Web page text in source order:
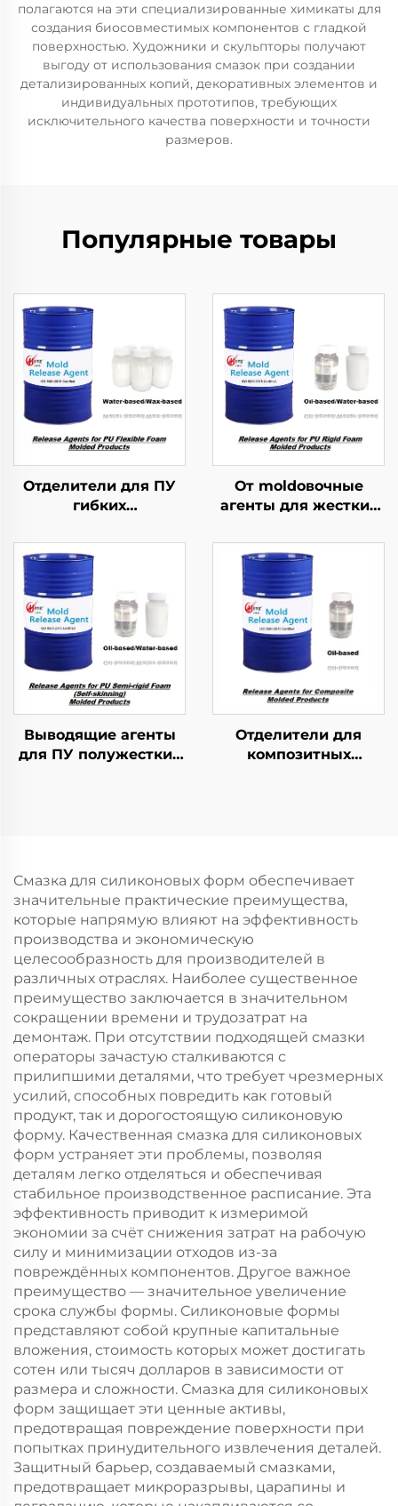
полагаются на эти специализированные химикаты для
создания биосовместимых компонентов с гладкой
поверхностью. Художники и скульпторы получают
выгоду от использования смазок при создании
детализированных копий, декоративных элементов и
индивидуальных прототипов, требующих
исключительного качества поверхности и точности
размеров.
Популярные товары
Отделители для ПУ
гибких
литьевых изделий
От moldовочные
агенты для жестких
изделий
Выводящие агенты
для ПУ полужестких
Отделители для
композитных
Смазка для силиконовых форм обеспечивает
значительные практические преимущества,
которые напрямую влияют на эффективность
производства и экономическую
целесообразность для производителей в
различных отраслях. Наиболее существенное
преимущество заключается в значительном
сокращении времени и трудозатрат на
демонтаж. При отсутствии подходящей смазки
операторы зачастую сталкиваются с
прилипшими деталями, что требует чрезмерных
усилий, способных повредить как готовый
продукт, так и дорогостоящую силиконовую
форму. Качественная смазка для силиконовых
форм устраняет эти проблемы, позволяя
деталям легко отделяться и обеспечивая
стабильное производственное расписание. Эта
эффективность приводит к измеримой
экономии за счёт снижения затрат на рабочую
силу и минимизации отходов из-за
повреждённых компонентов. Другое важное
преимущество — значительное увеличение
срока службы формы. Силиконовые формы
представляют собой крупные капитальные
вложения, стоимость которых может достигать
сотен или тысяч долларов в зависимости от
размера и сложности. Смазка для силиконовых
форм защищает эти ценные активы,
предотвращая повреждение поверхности при
попытках принудительного извлечения деталей.
Защитный барьер, создаваемый смазками,
предотвращает микроразрывы, царапины и